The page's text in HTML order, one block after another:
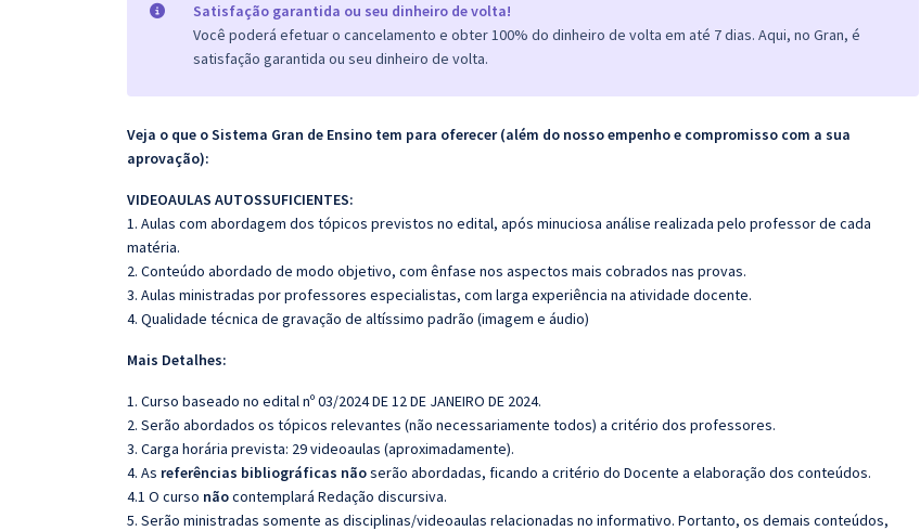
Satisfação garantida ou seu dinheiro de volta!
Você poderá efetuar o cancelamento e obter 100% do dinheiro de volta em até 7 dias. Aqui, no Gran, é
satisfação garantida ou seu dinheiro de volta.
Veja o que o Sistema Gran de Ensino tem para oferecer (além do nosso empenho e compromisso com a sua
aprovação):
VIDEOAULAS AUTOSSUFICIENTES:
1. Aulas com abordagem dos tópicos previstos no edital, após minuciosa análise realizada pelo professor de cada
matéria.
2. Conteúdo abordado de modo objetivo, com ênfase nos aspectos mais cobrados nas provas.
3. Aulas ministradas por professores especialistas, com larga experiência na atividade docente.
4. Qualidade técnica de gravação de altíssimo padrão (imagem e áudio)
Mais Detalhes:
1. Curso baseado no edital nº 03/2024 DE 12 DE JANEIRO DE 2024.
2. Serão abordados os tópicos relevantes (não necessariamente todos) a critério dos professores.
3. Carga horária prevista: 29 videoaulas (aproximadamente).
4. As referências bibliográficas nãoserão abordadas, ficando a critério do Docente a elaboração dos conteúdos.
4.1 O curso nãocontemplará Redação discursiva.
5. Serão ministradas somente as disciplinas/videoaulas relacionadas no informativo. Portanto, os demais conteúdos,